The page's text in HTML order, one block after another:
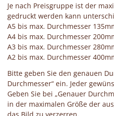
Je nach Preisgruppe ist der
gedruckt werden kann
A5 bis max. Durchmesser
A4 bis max. Durchmesser
A3 bis max. Durchmesser
A2 bis max. Durchmesser
Bitte geben Sie den genauen
Durchmesser“ ein. Jeder
Geben Sie bei „Genauer
in der maximalen Größe der
das Bild zu verzerren.